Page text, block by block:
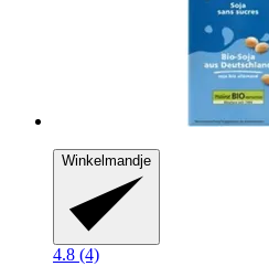
Winkelmandje
4.8 (4)